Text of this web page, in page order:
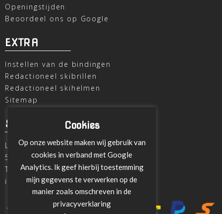
Openingstijden
Beoordeel ons op Google
EXTRA
Instellen van de bindingen
Redactioneel skibrillen
Redactioneel skihelmen
Sitemap
SKI OUTLET
Laagheidehof 8
5804 XC Venray
T
+31 478 515696
info@ski-outlet-venray.nl
Cookies
Op onze website maken wij gebruik van
cookies in verband met Google
Analytics. Ik geef hierbij toestemming
mijn gegevens te verwerken op de
manier zoals omschreven in de
privacyverklaring